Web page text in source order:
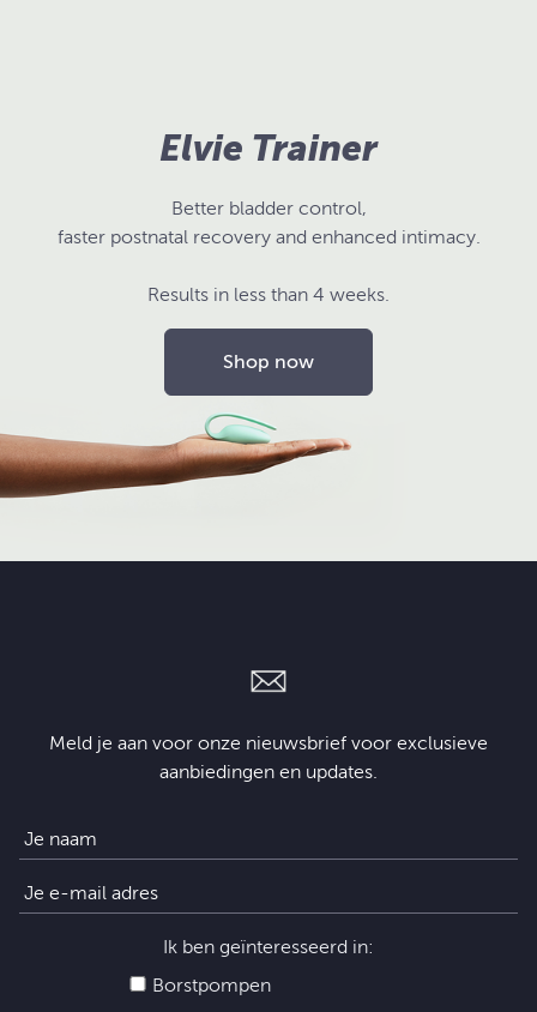
Elvie Trainer
Better bladder control,
faster postnatal recovery and enhanced intimacy.
Results in less than 4 weeks.
Shop now
Meld je aan voor onze nieuwsbrief voor exclusieve
aanbiedingen en updates.
Ik ben geïnteresseerd in:
Borstpompen